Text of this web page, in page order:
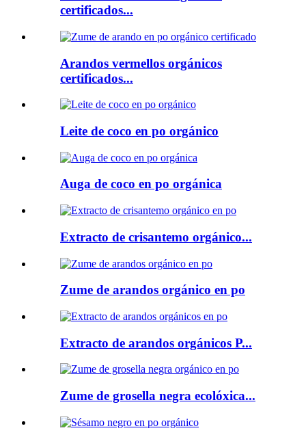
certificados...
Arandos vermellos orgánicos
certificados...
Leite de coco en po orgánico
Auga de coco en po orgánica
Extracto de crisantemo orgánico...
Zume de arandos orgánico en po
Extracto de arandos orgánicos P...
Zume de grosella negra ecolóxica...